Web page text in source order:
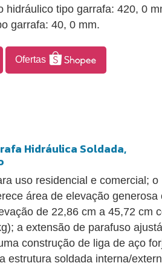
hidráulico tipo garrafa: 420, 0
garrafa: 40, 0 mm.
Ofertas
Hidráulica Soldada,
uso residencial e comercial; o
área de elevação generosa
de 22,86 cm a 45,72 cm
a extensão de parafuso
construção de liga de aço
estrutura soldada interna/